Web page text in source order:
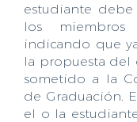
estudiante
los
indicando que
la propuesta del
sometido a la
de Graduación.
el o la